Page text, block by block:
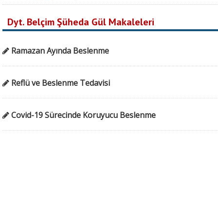
Dyt. Belçim Şüheda Gül Makaleleri
Ramazan Ayında Beslenme
Reflü ve Beslenme Tedavisi
Covid-19 Sürecinde Koruyucu Beslenme